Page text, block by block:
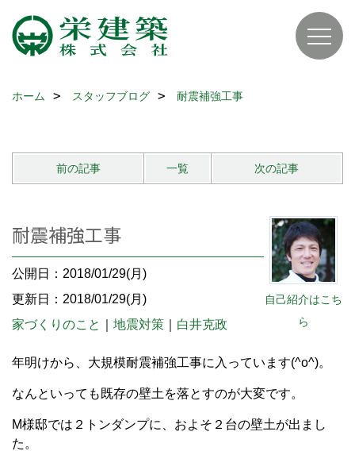
ホーム スタッフブログ 耐震補強工事
前の記事 一覧 次の記事
自己紹介はこち
ら
耐震補強工事
公開日：2018/01/29(月)
更新日：2018/01/29(月)
家づくりのこと
地震対策 白井克政
年明けから、大規模耐震補強工事に入っています(^o^)。
なんといっても既存の壁土を落とすのが大変です。
M様邸では２トンダンプに、およそ２台の壁土が出まし
た。